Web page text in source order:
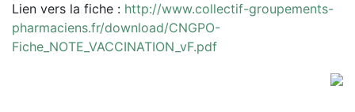
Lien vers la fiche : http://www.collectif-groupements-
pharmaciens.fr/download/CNGPO-
Fiche_NOTE_VACCINATION_vF.pdf